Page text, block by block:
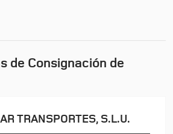
de Consignación de
TRANSPORTES, S.L.U.